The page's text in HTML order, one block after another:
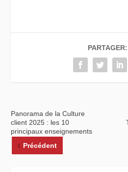
PARTAGER:
Panorama de la Culture
client 2025 : les 10
principaux enseignements
Précédent